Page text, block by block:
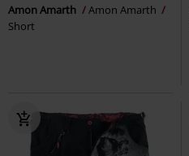
Amon Amarth
Amon Amarth
Short